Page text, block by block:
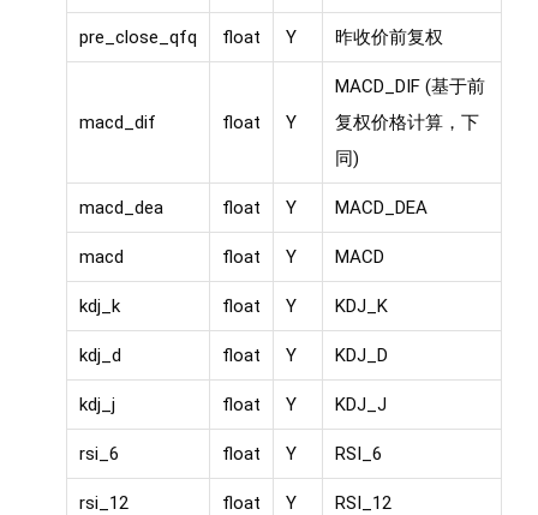
pre_close_qfq float Y 昨收价前复权
macd_dif float Y
MACD_DIF (基于前
复权价格计算，下
同)
macd_dea float Y MACD_DEA
macd float Y MACD
kdj_k float Y KDJ_K
kdj_d float Y KDJ_D
kdj_j float Y KDJ_J
rsi_6 float Y RSI_6
rsi_12 float Y RSI_12